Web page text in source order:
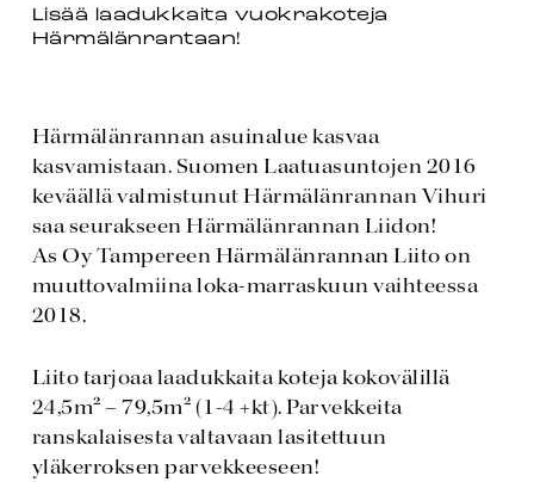
Lisää laadukkaita vuokrakoteja
Härmälänrantaan!
Härmälänrannan asuinalue kasvaa
kasvamistaan. Suomen Laatuasuntojen 2016
keväällä valmistunut Härmälänrannan Vihuri
saa seurakseen Härmälänrannan Liidon!
As Oy Tampereen Härmälänrannan Liito on
muuttovalmiina loka-marraskuun vaihteessa
2018.
Liito tarjoaa laadukkaita koteja kokovälillä
24,5m² – 79,5m² (1-4 +kt). Parvekkeita
ranskalaisesta valtavaan lasitettuun
yläkerroksen parvekkeeseen!